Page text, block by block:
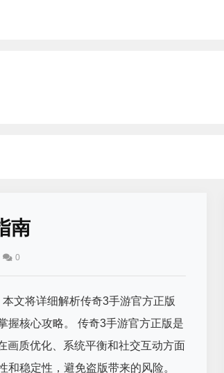
南
0
文将详细解析传奇3手游官方正版
握核心攻略。 传奇3手游官方正版是
画质优化、系统平衡和社交互动方面
稳定性，避免盗版带来的风险。